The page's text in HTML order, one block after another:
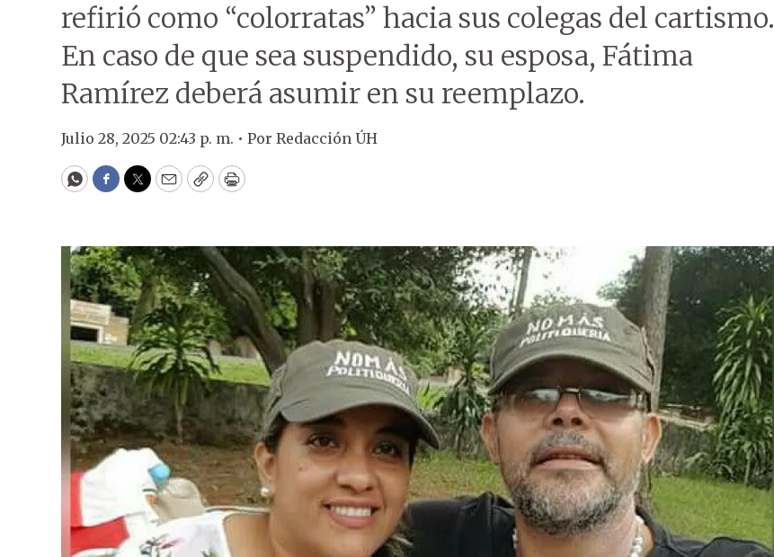
refirió como “colorratas” hacia sus colegas del cartismo.
En caso de que sea suspendido, su esposa, Fátima
Ramírez deberá asumir en su reemplazo.
Julio 28, 2025 02:43 p. m. • Por Redacción ÚH
WhatsApp
Facebook
Twitter
EmailCopyPrint